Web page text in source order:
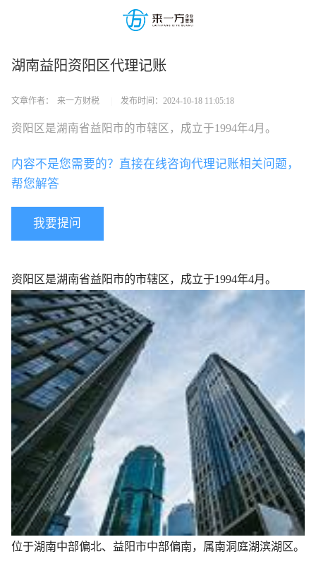
湖南益阳资阳区代理记账
文章作者： 来一方财税 发布时间：2024-10-18 11:05:18
资阳区是湖南省益阳市的市辖区，成立于1994年4月。
我要提问
内容不是您需要的？直接在线咨询代理记账相关问题，
帮您解答
资阳区是湖南省益阳市的市辖区，成立于1994年4月。
位于湖南中部偏北、益阳市中部偏南，属南洞庭湖滨湖区。